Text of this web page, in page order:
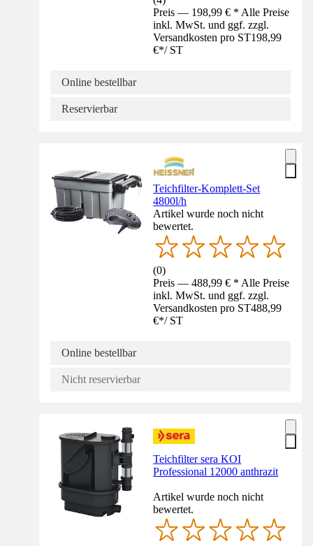
Preis — 198,99 € * Alle Preise
inkl. MwSt. und ggf. zzgl.
Versandkosten pro ST198,99
€*/ ST
Online bestellbar
Reservierbar
Teichfilter-Komplett-Set
4800l/h
Artikel wurde noch nicht
bewertet.
(0)
Preis — 488,99 € * Alle Preise
inkl. MwSt. und ggf. zzgl.
Versandkosten pro ST488,99
€*/ ST
Online bestellbar
Nicht reservierbar
Teichfilter sera KOI
Professional 12000 anthrazit
Artikel wurde noch nicht
bewertet.